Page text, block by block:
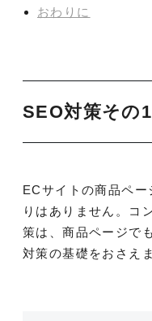
おわりに
SEO対策その
ECサイトの商品ペ
りはありません。コ
策は、商品ページで
対策の基礎をおさえ